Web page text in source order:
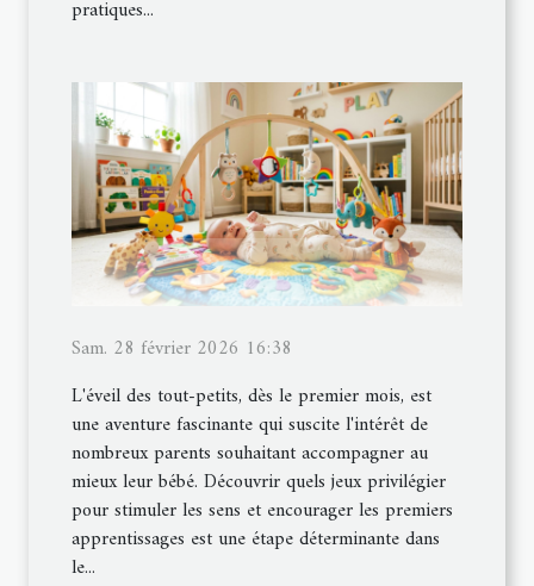
pratiques...
Sam. 28 février 2026 16:38
L'éveil des tout-petits, dès le premier mois, est
une aventure fascinante qui suscite l'intérêt de
nombreux parents souhaitant accompagner au
mieux leur bébé. Découvrir quels jeux privilégier
pour stimuler les sens et encourager les premiers
apprentissages est une étape déterminante dans
le...